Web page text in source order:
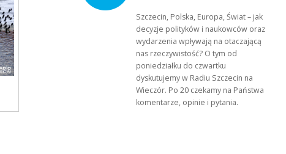
Szczecin, Polska, Europa, Świat – jak
decyzje polityków i naukowców oraz
wydarzenia wpływają na otaczającą
nas rzeczywistość? O tym od
poniedziałku do czwartku
dyskutujemy w Radiu Szczecin na
Wieczór. Po 20 czekamy na Państwa
komentarze, opinie i pytania.